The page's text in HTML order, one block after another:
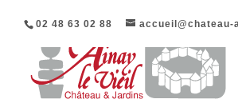
02 48 63 02 88